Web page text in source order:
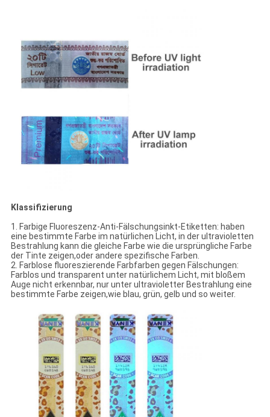
Klassifizierung
1. Farbige Fluoreszenz-Anti-Fälschungsinkt-Etiketten: haben
eine bestimmte Farbe im natürlichen Licht, in der ultravioletten
Bestrahlung kann die gleiche Farbe wie die ursprüngliche Farbe
der Tinte zeigen,oder andere spezifische Farben.
2. Farblose fluoreszierende Farbfarben gegen Fälschungen:
Farblos und transparent unter natürlichem Licht, mit bloßem
Auge nicht erkennbar, nur unter ultravioletter Bestrahlung eine
bestimmte Farbe zeigen,wie blau, grün, gelb und so weiter.